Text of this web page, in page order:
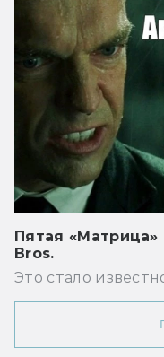
Пятая
Bros.
Это стало